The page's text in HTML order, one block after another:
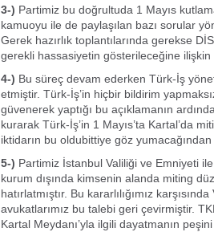
3-) Partimiz bu doğrultuda 1 Mayıs
kamuoyu ile de paylaşılan bazı sorular
Gerek hazırlık toplantılarında gerekse
gerekli hassasiyetin gösterileceğine
4-) Bu süreç devam ederken Türk-İş
etmiştir. Türk-İş’in hiçbir bildirim
güvenerek yaptığı bu açıklamanın
kurarak Türk-İş’in 1 Mayıs’ta Kartal’da
iktidarın bu oldubittiye göz
5-) Partimiz İstanbul Valiliği ve Emniyeti
kurum dışında kimsenin alanda miting
hatırlatmıştır. Bu kararlılığımız
avukatlarımız bu talebi geri çevirmiştir.
Kartal Meydanı’yla ilgili dayatmanın